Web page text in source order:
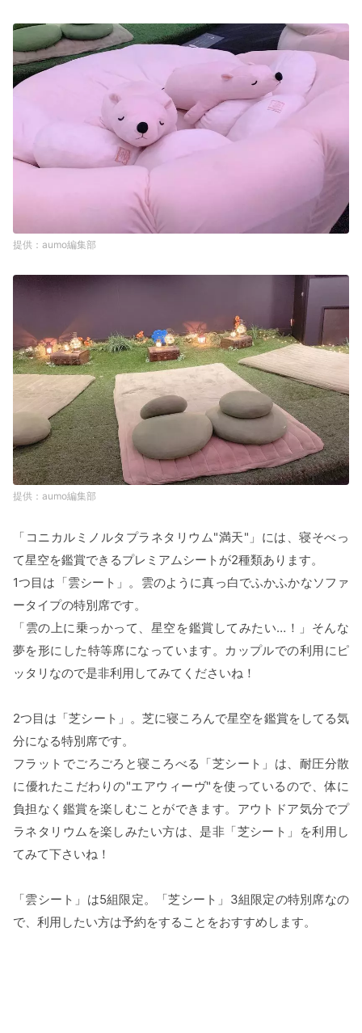
aumo編集部
aumo編集部
「コニカルミノルタプラネタリウム"満天"」には、寝そべっ
て星空を鑑賞できるプレミアムシートが2種類あります。
1つ目は「雲シート」。雲のように真っ白でふかふかなソファ
ータイプの特別席です。
「雲の上に乗っかって、星空を鑑賞してみたい…！」そんな
夢を形にした特等席になっています。カップルでの利用にピ
ッタリなので是非利用してみてくださいね！
2つ目は「芝シート」。芝に寝ころんで星空を鑑賞をしてる気
分になる特別席です。
フラットでごろごろと寝ころべる「芝シート」は、耐圧分散
に優れたこだわりの"エアウィーヴ"を使っているので、体に
負担なく鑑賞を楽しむことができます。アウトドア気分でプ
ラネタリウムを楽しみたい方は、是非「芝シート」を利用し
てみて下さいね！
「雲シート」は5組限定。「芝シート」3組限定の特別席なの
で、利用したい方は予約をすることをおすすめします。